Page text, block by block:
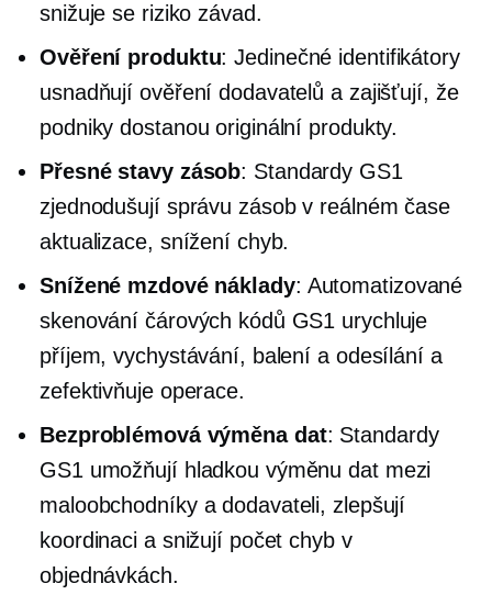
snižuje se riziko závad.
Ověření produktu: Jedinečné identifikátory
usnadňují ověření dodavatelů a zajišťují, že
podniky dostanou originální produkty.
Přesné stavy zásob: Standardy GS1
zjednodušují správu zásobv reálném čase
aktualizace, snížení chyb.
Snížené mzdové náklady: Automatizované
skenování čárových kódů GS1 urychluje
příjem, vychystávání, balení a odesílání a
zefektivňuje operace.
Bezproblémová výměna dat: Standardy
GS1 umožňují hladkou výměnu dat mezi
maloobchodníky a dodavateli, zlepšují
koordinaci a snižují počet chyb v
objednávkách.